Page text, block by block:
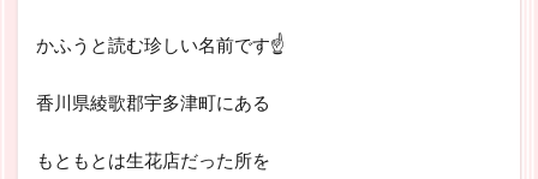
かふうと読む珍しい名前です☝
香川県綾歌郡宇多津町にある
もともとは生花店だった所を